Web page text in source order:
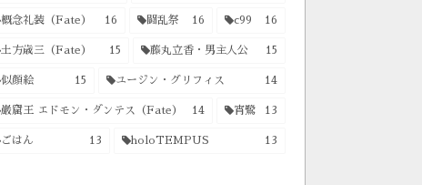
概念礼装（Fate） 16 闘乱祭 16 c99 16
土方歳三（Fate） 15 藤丸立香・男主人公 15
似顔絵 15 ユージン・グリフィス 14
巌窟王 エドモン・ダンテス（Fate） 14 宵鷺 13
ごはん 13 holoTEMPUS 13